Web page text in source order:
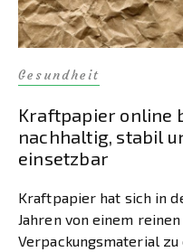
Gesundheit
Kraftpapier online
nachhaltig, stabil
einsetzbar
Kraftpapier hat sich in
Jahren von einem reinen
Verpackungsmaterial